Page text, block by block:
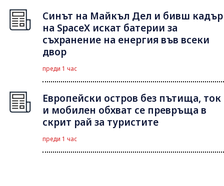
Синът на Майкъл Дeл и бивш кадър
на SpaceX искат батерии за
съхранение на енергия във всеки
двор
преди 1 час
Европейски остров без пътища, ток
и мобилен обхват се превръща в
скрит рай за туристите
преди 1 час